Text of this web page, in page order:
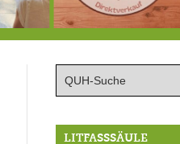
LITFASSSÄULE